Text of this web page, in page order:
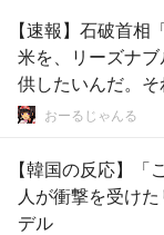
【速報】石破首相
米を、リーズナ
供したいんだ。
ぎる；；
おーるじゃんる
【韓国の反応】「
人が衝撃を受け
デル